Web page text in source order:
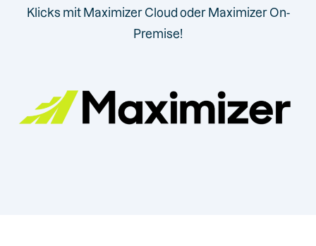
Klicks mit Maximizer Cloud oder Maximizer On-
Premise!